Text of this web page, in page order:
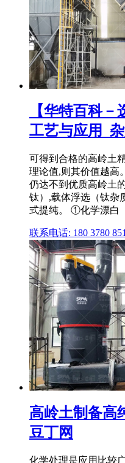
【华特百科
工艺与应用_
可得到合格的高岭土
理论值,则其价值越高
仍达不到优质高岭土
钛）,载体浮选（钛杂
式提纯。 ①化学漂白
联系电话: 180 3780
高岭土制备高
豆丁网
化学处理是应用比较